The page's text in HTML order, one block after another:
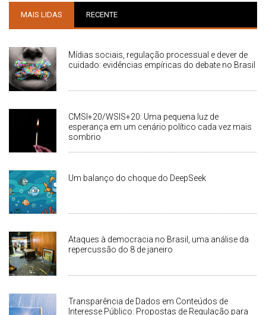
MAIS LIDAS RECENTE
Mídias sociais, regulação processual e dever de
cuidado: evidências empíricas do debate no Brasil
CMSI+20/WSIS+20: Uma pequena luz de
esperança em um cenário político cada vez mais
sombrio
Um balanço do choque do DeepSeek
Ataques à democracia no Brasil, uma análise da
repercussão do 8 de janeiro
Transparência de Dados em Conteúdos de
Interesse Público: Propostas de Regulação para